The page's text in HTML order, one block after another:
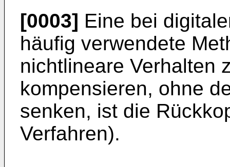
[0003] Eine bei
häufig verwendete
nichtlineare Verhalten
kompensieren, ohne
senken, ist die
Verfahren).